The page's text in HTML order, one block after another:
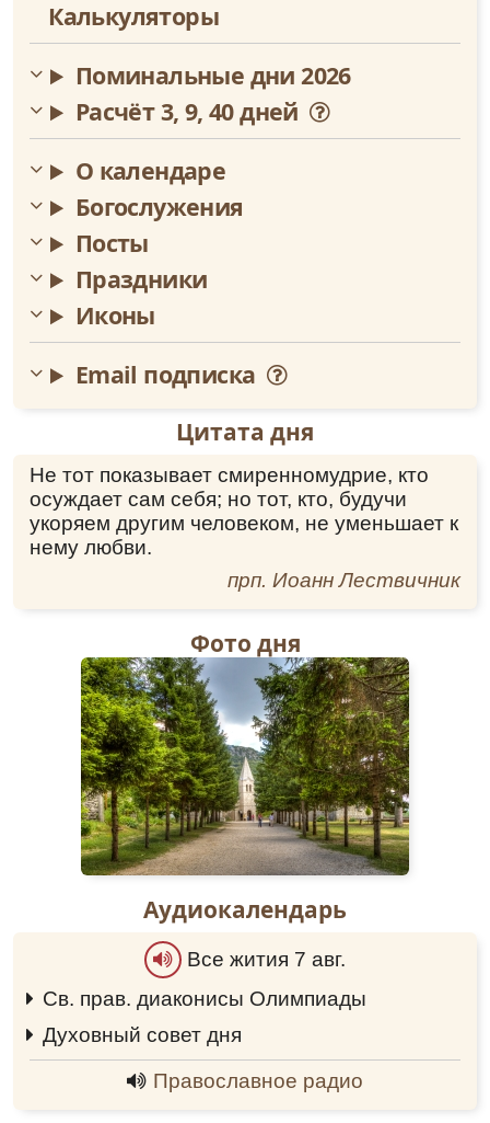
Калькуляторы
Поминальные дни 2026
Расчёт 3, 9, 40 дней
О календаре
Богослужения
Посты
Праздники
Иконы
Email подписка
Цитата дня
Не тот показывает смиренномудрие, кто
осуждает сам себя; но тот, кто, будучи
укоряем другим человеком, не уменьшает к
нему любви.
прп. Иоанн Лествичник
Фото дня
Аудиокалендарь
Все жития 7 авг.
Св. прав. диаконисы Олимпиады
0:00
Духовный совет дня
0:00
Православное радио